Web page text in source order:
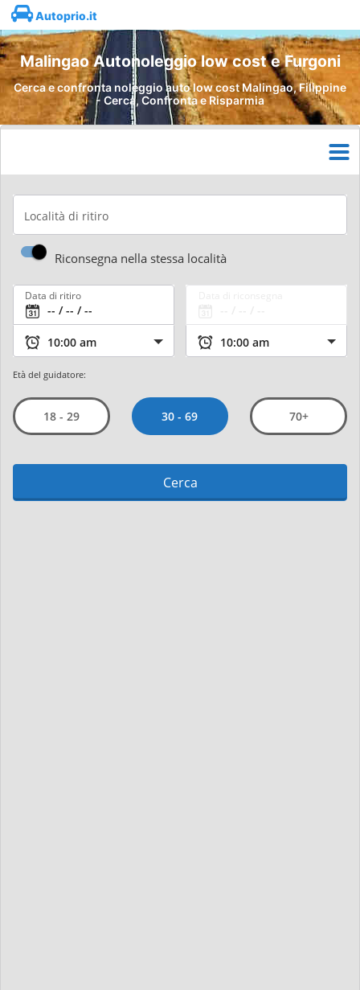
Autoprio.it
Malingao Autonoleggio low cost e Furgoni
Cerca e confronta noleggio auto low cost Malingao, Filippine
- Cerca, Confronta e Risparmia
Località di ritiro
Riconsegna nella stessa località
Data di ritiro
Età del guidatore:
18 - 29 30 - 69 70+
Cerca